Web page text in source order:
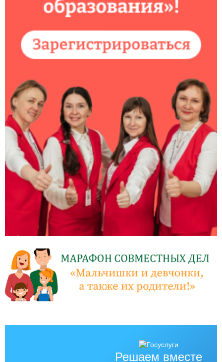
Решаем вместе